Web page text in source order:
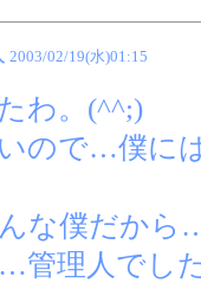
2003/02/19(水)01:15
わ。(^^;)
ので…僕に
な僕だから
管理人でし